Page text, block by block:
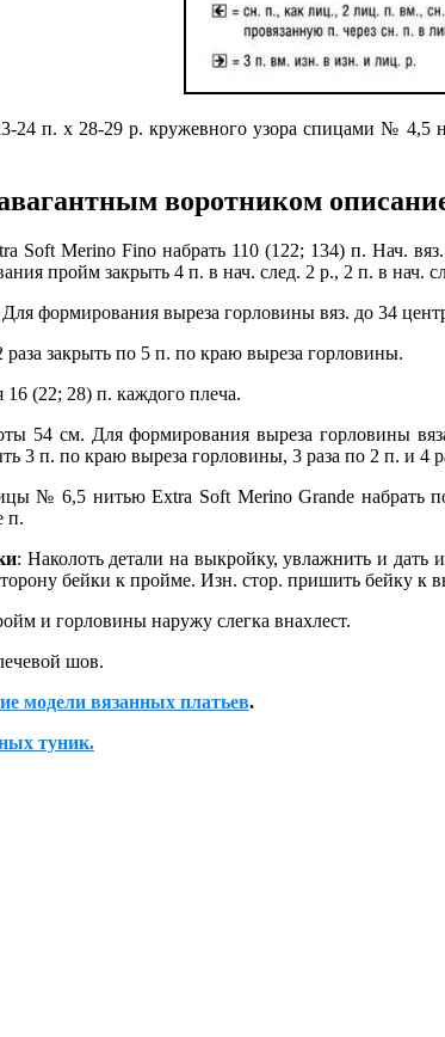
24 п. х 28-29 р. кружевного узора спицами №
воротником
Merino Fino набрать 110 (122; 134) п. Нач.
пройм закрыть 4 п. в нач. след. 2 р., 2 п. в нач.
формирования выреза горловины вяз. до 34
закрыть по 5 п. по краю выреза горловины.
(22; 28) п. каждого плеча.
54 см. Для формирования выреза горловины
3 п. по краю выреза горловины, 3 раза по 2 п. и
№ 6,5 нитью Extra Soft Merino Grande набрать
п.
: Наколоть детали на выкройку, увлажнить и
бейки к пройме. Изн. стор. пришить бейку к
и горловины наружу слегка внахлест.
шов.
модели вязанных платьев.
туник.